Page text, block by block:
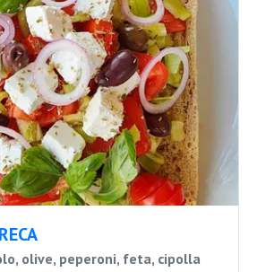
olive, peperoni, feta, cipolla